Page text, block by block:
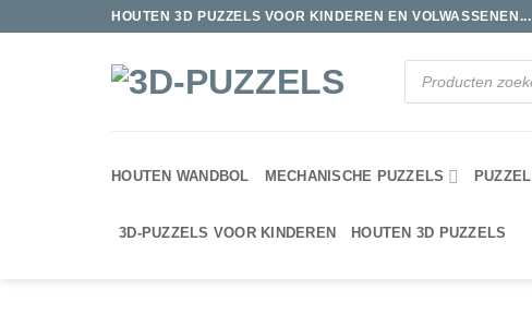
HOUTEN 3D PUZZELS VOOR KINDEREN EN VOLWASSENEN...
Producten
zoeken
HOUTEN WANDBOL MECHANISCHE PUZZELS PUZZEL
3D-PUZZELS VOOR KINDEREN HOUTEN 3D PUZZELS